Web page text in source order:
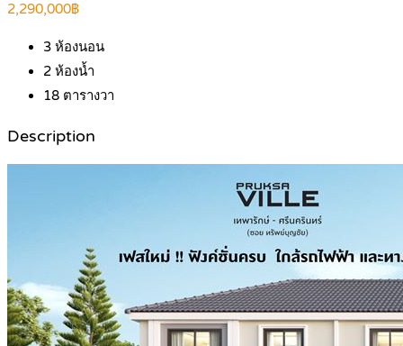
2,290,000฿
3 ห้องนอน
2 ห้องน้ำ
18 ตารางวา
Description